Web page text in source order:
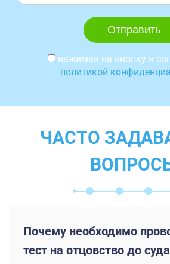
нажимая на кнопку я
политикой
ЧАСТО
Почему необходимо
тест на отцовство до